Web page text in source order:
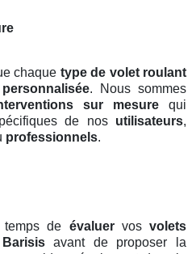
chaque type de volet roulant
. Nous sommes
sur mesure qui
de nos utilisateurs,
professionnels.
de évaluervos volets
avant de proposer la